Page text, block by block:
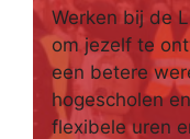
Werken bij de
om jezelf te
een betere
hogescholen
flexibele uren